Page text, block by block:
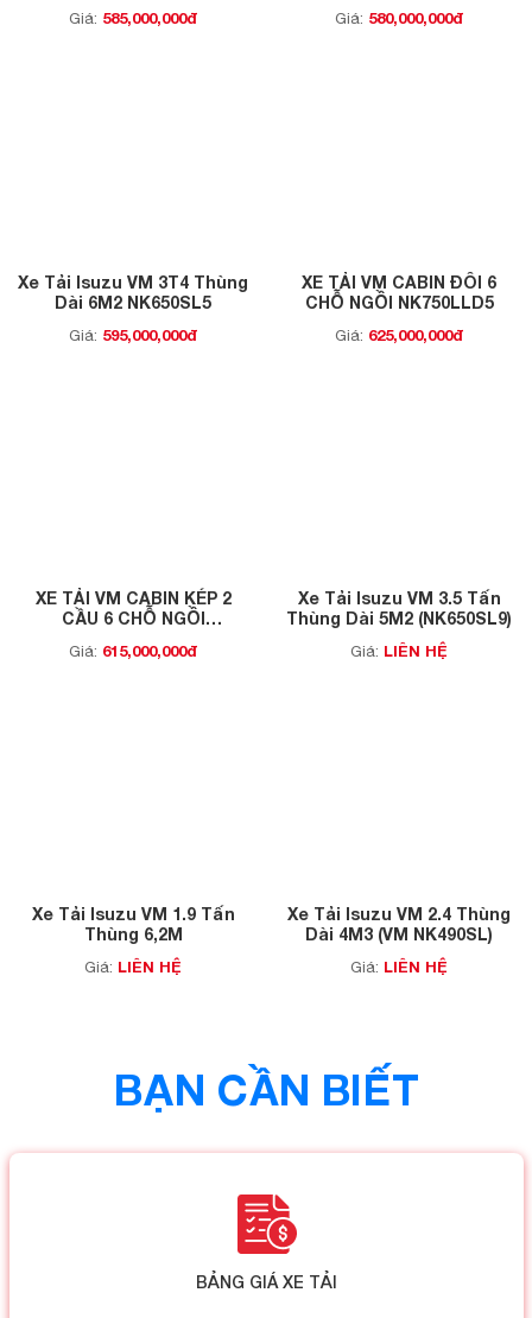
Giá: 585,000,000đ Giá: 580,000,000đ
Xe Tải Isuzu VM 3T4 Thùng
Dài 6M2 NK650SL5
Giá: 595,000,000đ
XE TẢI VM CABIN ĐÔI 6
CHỖ NGỒI NK750LLD5
Giá: 625,000,000đ
XE TẢI VM CABIN KÉP 2
CẦU 6 CHỖ NGỒI
Giá: 615,000,000đ
Xe Tải Isuzu VM 3.5 Tấn
Thùng Dài 5M2 (NK650SL9)
Giá: LIÊN HỆ
Xe Tải Isuzu VM 1.9 Tấn
Thùng 6,2M
Giá: LIÊN HỆ
Xe Tải Isuzu VM 2.4 Thùng
Dài 4M3 (VM NK490SL)
Giá: LIÊN HỆ
BẠN CẦN BIẾT
BẢNG GIÁ XE TẢI